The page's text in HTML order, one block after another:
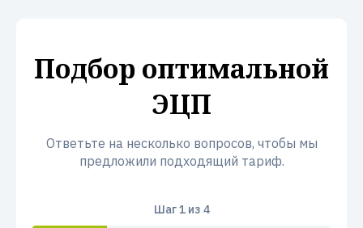
Подбор оптимальной
ЭЦП
Ответьте на несколько вопросов, чтобы мы
предложили подходящий тариф.
Шаг1из 4